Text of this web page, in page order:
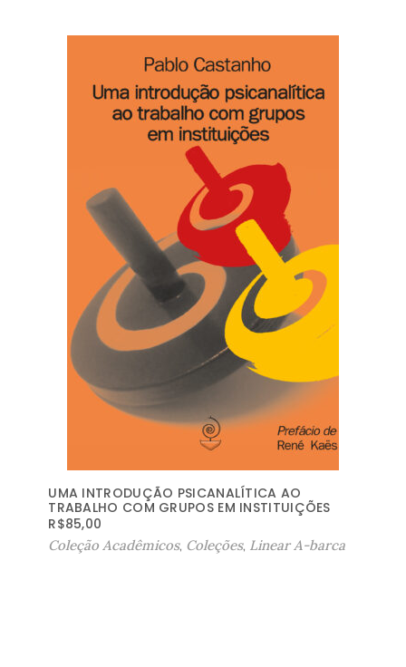
UMA INTRODUÇÃO PSICANALÍTICA AO
TRABALHO COM GRUPOS EM INSTITUIÇÕES
R$85,00
Coleção Acadêmicos, Coleções, Linear A-barca